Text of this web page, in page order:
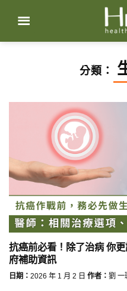
content
分類：
抗癌前必看！除了治病 你
府補助資訊
日期： 2026 年 1 月 2 日 作者： 劉 一